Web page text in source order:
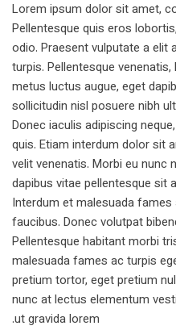
Lorem ipsum dolor sit amet,
Pellentesque quis eros
odio. Praesent vulputate a elit
turpis. Pellentesque
metus luctus augue, eget
sollicitudin nisl posuere nibh
Donec iaculis adipiscing
quis. Etiam interdum dolor sit
velit venenatis. Morbi eu nunc
dapibus vitae pellentesque sit
Interdum et malesuada
faucibus. Donec volutpat
Pellentesque habitant morbi
malesuada fames ac turpis
pretium tortor, eget pretium
nunc at lectus elementum
ut gravida lorem.